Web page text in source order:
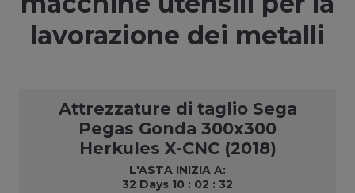
lavorazione dei metalli
Attrezzature di taglio Sega
Pegas Gonda 300x300
Herkules X-CNC (2018)
L'ASTA INIZIA A:
32 Days 10 : 02 : 31